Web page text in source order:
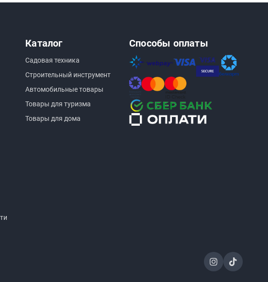
Каталог
Садовая техника
Строительный инструмент
Автомобильные товары
Товары для туризма
Товары для дома
Способы оплаты